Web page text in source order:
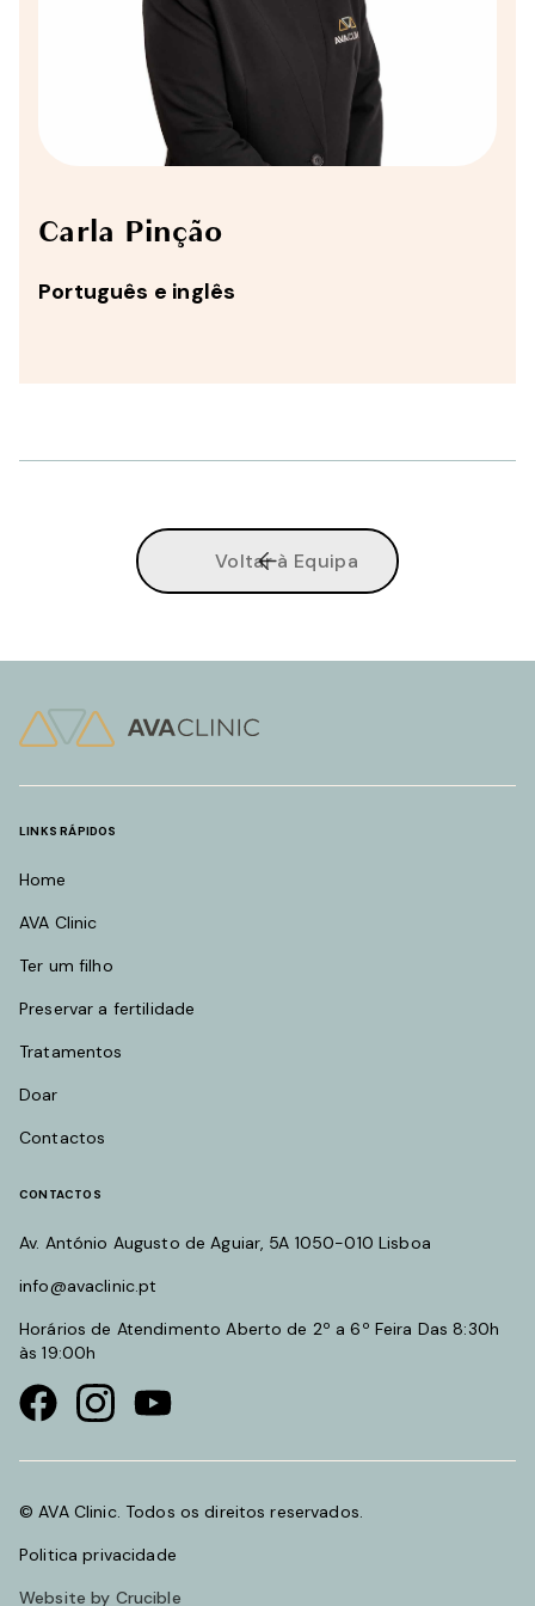
Carla Pinção
Português e inglês
Voltar à Equipa
LINKS RÁPIDOS
Home
AVA Clinic
Ter um filho
Preservar a fertilidade
Tratamentos
Doar
Contactos
CONTACTOS
Av. António Augusto de Aguiar, 5A 1050-010 Lisboa
info@avaclinic.pt
Horários de Atendimento Aberto de 2º a 6º Feira Das 8:30h
às 19:00h
Visit our Facebook page
Visit our instagram page
Visit our youtube page
© AVA Clinic. Todos os direitos reservados.
Politica privacidade
Website by Crucible